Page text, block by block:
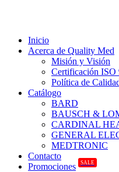
Inicio
Acerca de Quality Med
Misión y Visión
Certificación ISO
Política de
Catálogo
BARD
BAUSCH &
CARDINAL
GENERAL
MEDTRONIC
Contacto
Promociones
SALE